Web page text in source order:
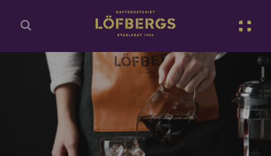
Gå til hovedinnhold
No
Rediger gjeldende innhold